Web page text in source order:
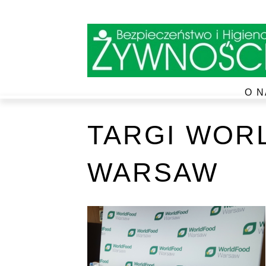
O
TARGI
WARSAW